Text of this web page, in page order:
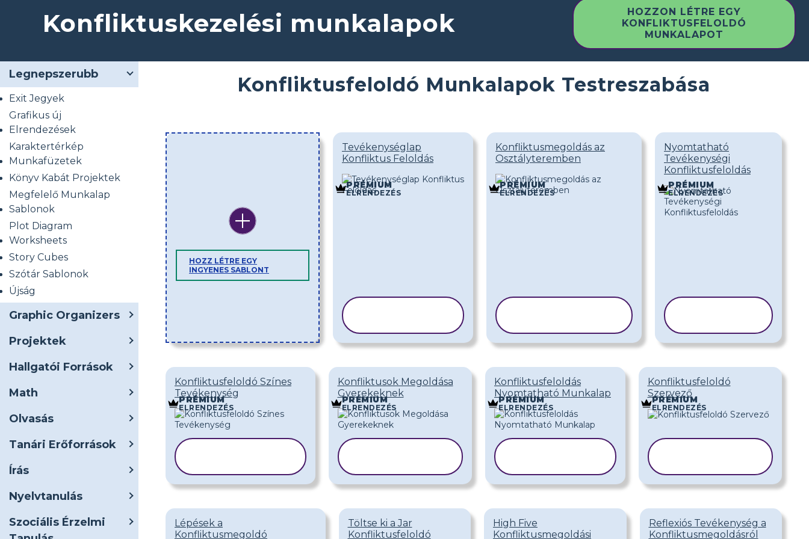
Konfliktuskezelési munkalapok
HOZZON LÉTRE EGY
KONFLIKTUSFELOLDÓ
MUNKALAPOT
Legnepszerubb
Exit Jegyek
Grafikus új
Elrendezések
Karaktertérkép
Munkafüzetek
Könyv Kabát Projektek
Megfelelő Munkalap
Sablonok
Plot Diagram
Worksheets
Story Cubes
Szótár Sablonok
Újság
Graphic Organizers
Projektek
Hallgatói Források
Math
Olvasás
Tanári Erőforrások
Írás
Nyelvtanulás
Szociális Érzelmi
Konfliktusfeloldó Munkalapok Testreszabása
HOZZ LÉTRE EGY
INGYENES SABLONT
Tevékenységlap
Konfliktus Feloldás
PRÉMIUM
ELRENDEZÉS
Konfliktusmegoldás az
Osztályteremben
PRÉMIUM
ELRENDEZÉS
Nyomtatható
Tevékenységi
Konfliktusfeloldás
PRÉMIUM
ELRENDEZÉS
Konfliktusfeloldó Színes
Tevékenység
PRÉMIUM
ELRENDEZÉS
Konfliktusok Megoldása
Gyerekeknek
PRÉMIUM
ELRENDEZÉS
Konfliktusfeloldás
Nyomtatható Munkalap
PRÉMIUM
ELRENDEZÉS
Konfliktusfeloldó
Szervező
PRÉMIUM
ELRENDEZÉS
Lépések a
Konfliktusmegoldó
Töltse ki a Jar
Konfliktusfeloldó
High Five
Konfliktusmegoldási
Reflexiós Tevékenység a
Konfliktusmegoldásról